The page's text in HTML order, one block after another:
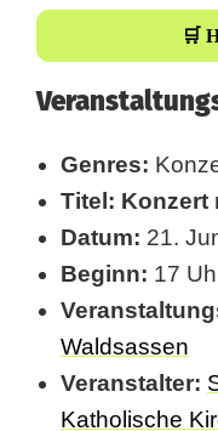
g
l
r
f
🛒
Genres:
Titel: Konzert
Datum: 21.
Beginn: 17
Waldsassen
Veranstalter:
Katholische